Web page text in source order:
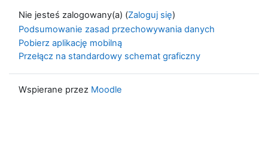
Nie jesteś zalogowany(a) (Zaloguj się)
Podsumowanie zasad przechowywania danych
Pobierz aplikację mobilną
Przełącz na standardowy schemat graficzny
Wspierane przez Moodle